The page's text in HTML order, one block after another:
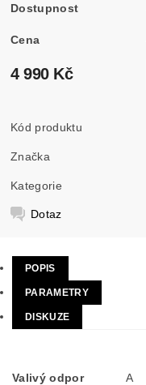
Dostupnost
Cena
4 990 Kč
Kód produktu
Značka
Kategorie
Dotaz
POPIS
PARAMETRY
DISKUZE
Valivý odpor
A